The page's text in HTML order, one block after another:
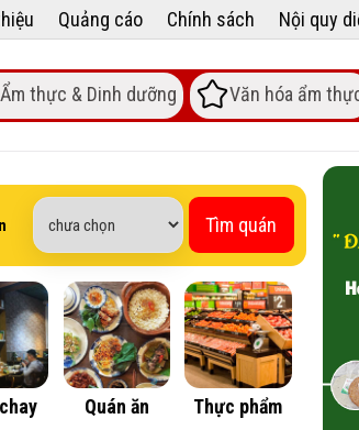
Quảng cáo Chính sách Nội quy
Ẩm thực & Dinh dưỡng Văn hóa ẩm
Tìm quán
Quán ăn Thực phẩm